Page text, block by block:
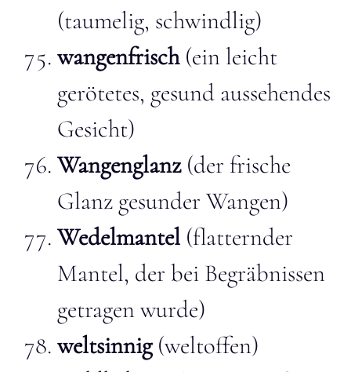
(taumelig, schwindlig)
wangenfrisch(ein leicht
gerötetes, gesund aussehendes
Gesicht)
Wangenglanz(der frische
Glanz gesunder Wangen)
Wedelmantel (flatternder
Mantel, der bei Begräbnissen
getragen wurde)
weltsinnig(weltoffen)